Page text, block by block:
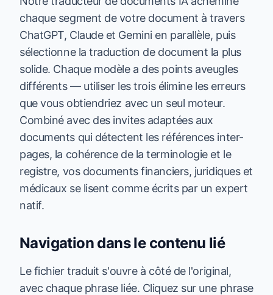
chaque segment de votre document à travers
ChatGPT, Claude et Gemini en parallèle, puis
sélectionne la traduction de document la plus
solide. Chaque modèle a des points aveugles
différents — utiliser les trois élimine les erreurs
que vous obtiendriez avec un seul moteur.
Combiné avec des invites adaptées aux
documents qui détectent les références inter-
pages, la cohérence de la terminologie et le
registre, vos documents financiers, juridiques et
médicaux se lisent comme écrits par un expert
natif.
Navigation dans le contenu lié
Le fichier traduit s'ouvre à côté de l'original,
avec chaque phrase liée. Cliquez sur une phrase